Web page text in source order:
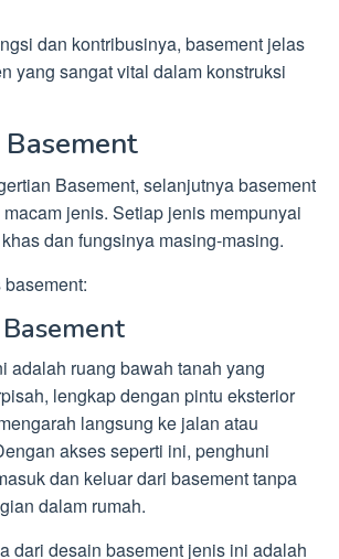
dan kontribusinya, basement jelas
yang sangat vital dalam konstruksi
Basement
Basement, selanjutnya basement
jenis. Setiap jenis mempunyai
dan fungsinya masing-masing.
adalah ruang bawah tanah yang
lengkap dengan pintu eksterior
langsung ke jalan atau
akses seperti ini, penghuni
dan keluar dari basement tanpa
dalam rumah.
dari desain basement jenis ini adalah